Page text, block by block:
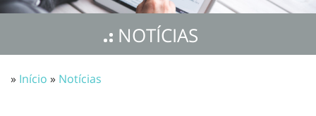
NOTÍCIAS
» Início » Notícias